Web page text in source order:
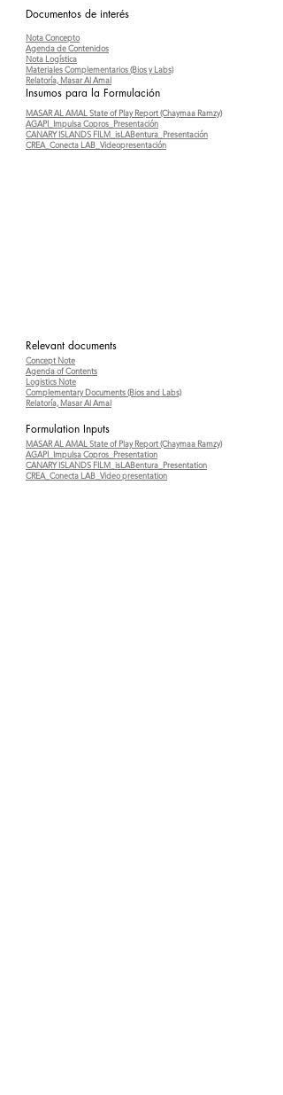
Documentos de interés
Nota Concepto
Agenda de Contenidos
Nota Logística
Materiales Complementarios (Bios y Labs)
Relatoría, Masar Al Amal
Insumos para la Formulación
MASAR AL AMAL State of Play Report (Chaymaa Ramzy)
AGAPI_Impulsa Copros_Presentación
CANARY ISLANDS FILM_isLABentura_Presentación
CREA_Conecta LAB_Videopresentación
Relevant documents
Concept Note
Agenda of Contents
Logistics Note
Complementary Documents (Bios and Labs)
Relatoría, Masar Al Amal
Formulation Inputs
MASAR AL AMAL State of Play Report (Chaymaa Ramzy)
AGAPI_Impulsa Copros_Presentation
CANARY ISLANDS FILM_isLABentura_Presentation
CREA_Conecta LAB_Video presentation